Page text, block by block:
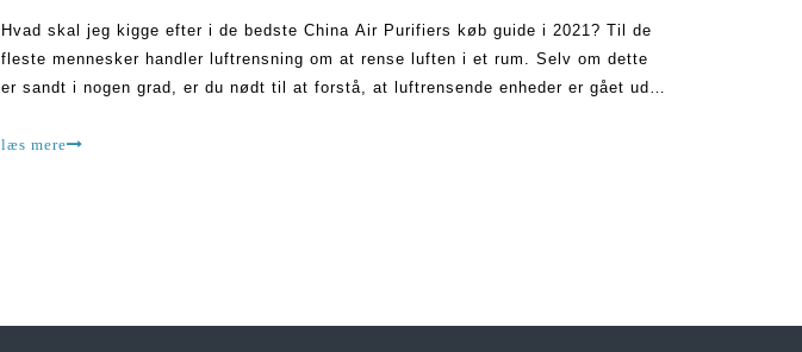
Hvad skal jeg kigge efter i de bedste China Air Purifiers køb guide i 2021? Til de
fleste mennesker handler luftrensning om at rense luften i et rum. Selv om dette
er sandt i nogen grad, er du nødt til at forstå, at luftrensende enheder er gået ud
læs mere